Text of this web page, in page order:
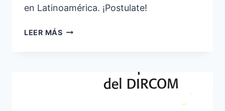
en Latinoamérica. ¡Postulate!
LEER MÁSCONVOCATORIA